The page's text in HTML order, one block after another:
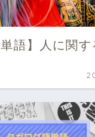
単語】人に関